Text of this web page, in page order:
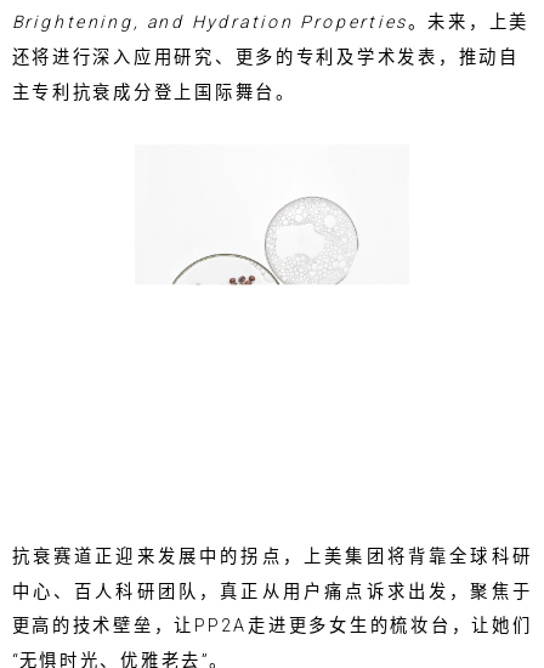
Brightening, and Hydration Properties。未来，上美
还将进行深入应用研究、更多的专利及学术发表，推动自
主专利抗衰成分登上国际舞台。
抗衰赛道正迎来发展中的拐点，上美集团将背靠全球科研
中心、百人科研团队，真正从用户痛点诉求出发，聚焦于
更高的技术壁垒，让PP2A走进更多女生的梳妆台，让她们
“无惧时光、优雅老去”。